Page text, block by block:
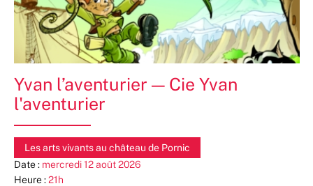
Yvan l’aventurier — Cie Yvan
l'aventurier
Les arts vivants au château de Pornic
Date : mercredi 12 août 2026
Heure :21h